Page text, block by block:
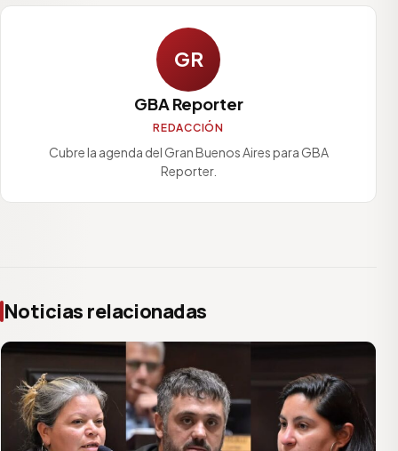
GR
GBA Reporter
REDACCIÓN
Cubre la agenda del Gran Buenos Aires para GBA
Reporter.
Noticias relacionadas